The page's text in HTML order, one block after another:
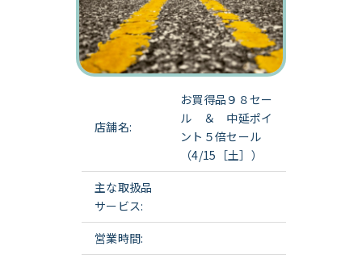
店舗名:
お買得品９８セー
ル ＆ 中延ポイ
ント５倍セール
（4/15［土］）
主な取扱品
サービス:
営業時間: